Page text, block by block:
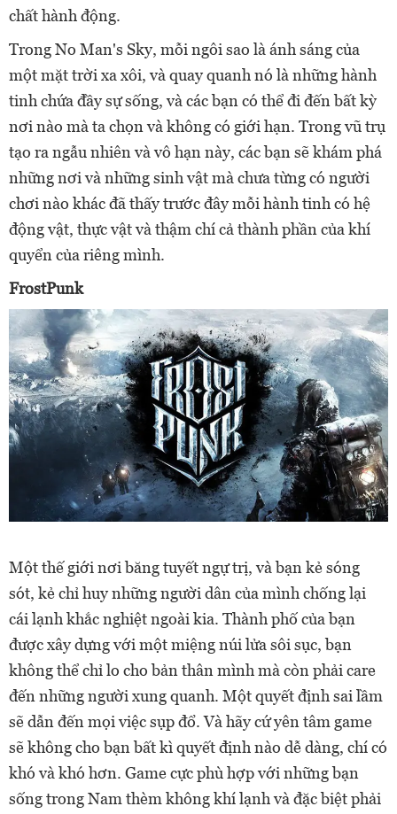
chất hành động.
Trong No Man's Sky, mỗi ngôi sao là ánh sáng của
một mặt trời xa xôi, và quay quanh nó là những hành
tinh chứa đầy sự sống, và các bạn có thể đi đến bất kỳ
nơi nào mà ta chọn và không có giới hạn. Trong vũ trụ
tạo ra ngẫu nhiên và vô hạn này, các bạn sẽ khám phá
những nơi và những sinh vật mà chưa từng có người
chơi nào khác đã thấy trước đây mỗi hành tinh có hệ
động vật, thực vật và thậm chí cả thành phần của khí
quyển của riêng mình.
FrostPunk
Một thế giới nơi băng tuyết ngự trị, và bạn kẻ sóng
sót, kẻ chỉ huy những người dân của mình chống lại
cái lạnh khắc nghiệt ngoài kia. Thành phố của bạn
được xây dựng với một miệng núi lửa sôi sục, bạn
không thể chỉ lo cho bản thân mình mà còn phải care
đến những người xung quanh. Một quyết định sai lầm
sẽ dẫn đến mọi việc sụp đổ. Và hãy cứ yên tâm game
sẽ không cho bạn bất kì quyết định nào dễ dàng, chí có
khó và khó hơn. Game cực phù hợp với những bạn
sống trong Nam thèm không khí lạnh và đặc biệt phải